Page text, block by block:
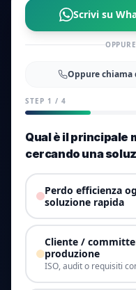
Scrivi su
Oppure
STEP 1 / 4
Qual è il principale
cercando una
Perdo efficienza
soluzione rapida
Cliente /
produzione
ISO, audit o requisiti